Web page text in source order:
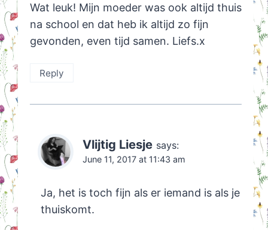
Wat leuk! Mijn moeder was ook altijd thuis
na school en dat heb ik altijd zo fijn
gevonden, even tijd samen. Liefs.x
Reply
Vlijtig Liesje says:
June 11, 2017 at 11:43 am
Ja, het is toch fijn als er iemand is als je
thuiskomt.